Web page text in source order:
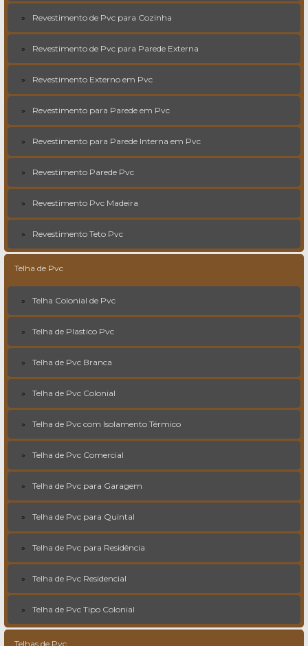
Revestimento de Pvc para Cozinha
Revestimento de Pvc para Parede Externa
Revestimento Externo em Pvc
Revestimento para Parede em Pvc
Revestimento para Parede Interna em Pvc
Revestimento Parede Pvc
Revestimento Pvc Madeira
Revestimento Teto Pvc
Telha de Pvc
Telha Colonial de Pvc
Telha de Plastico Pvc
Telha de Pvc Branca
Telha de Pvc Colonial
Telha de Pvc com Isolamento Térmico
Telha de Pvc Comercial
Telha de Pvc para Garagem
Telha de Pvc para Quintal
Telha de Pvc para Residência
Telha de Pvc Residencial
Telha de Pvc Tipo Colonial
Telhas de Pvc